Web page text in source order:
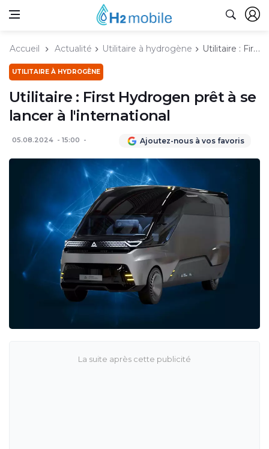
Accueil Actualité Utilitaire à hydrogène Utilitaire : First Hydrogen prêt à se lancer à l'international
UTILITAIRE À HYDROGÈNE
Utilitaire : First Hydrogen prêt à se
lancer à l'international
05.08.2024 15:00 Ajoutez-nous à vos favoris